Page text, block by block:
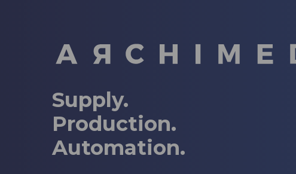
Supply.
Production.
Automation.